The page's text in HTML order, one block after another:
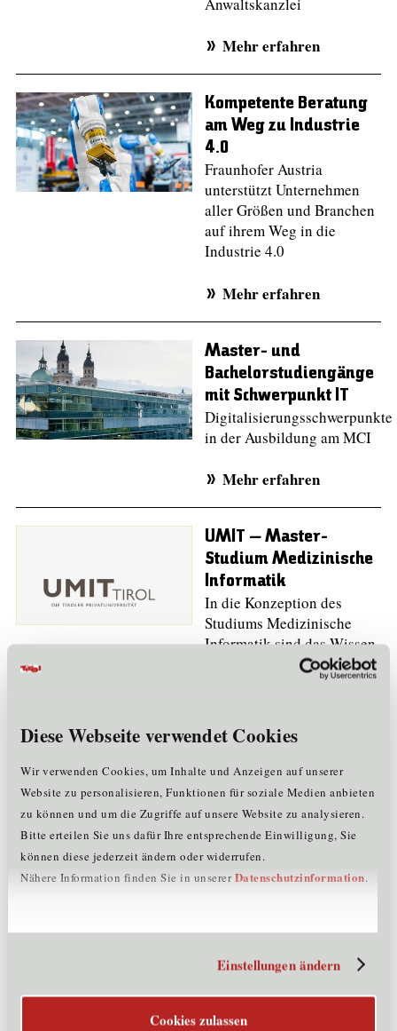
Diese Webseite verwendet Cookies
Wir verwenden Cookies, um Inhalte und Anzeigen auf unserer
Website zu personalisieren, Funktionen für soziale Medien anbieten
zu können und um die Zugriffe auf unsere Website zu analysieren.
Bitte erteilen Sie uns dafür Ihre entsprechende Einwilligung, Sie
können diese jederzeit ändern oder widerrufen.
Nähere Information finden Sie in unsererDatenschutzinformation.
Einstellungen ändern
Cookies zulassen
Mehr erfahren
Kompetente Beratung
am Weg zu Industrie
4.0
Fraunhofer Austria
unterstützt Unternehmen
aller Größen und Branchen
auf ihrem Weg in die
Industrie 4.0
Mehr erfahren
Master- und
Bachelorstudiengänge
mit Schwerpunkt IT
Digitalisierungsschwerpunkte
in der Ausbildung am MCI
Mehr erfahren
UMIT – Master-
Studium Medizinische
Informatik
In die Konzeption des
Studiums Medizinische
Informatik sind das Wissen
von 20 Jahren universitäre
Forschung und Lehre an der
eingeflossen.
Mehr erfahren
Berater:innen in Tirol
Ein Angebot der
Buchhaltung und IT (UBIT)
Mehr erfahren